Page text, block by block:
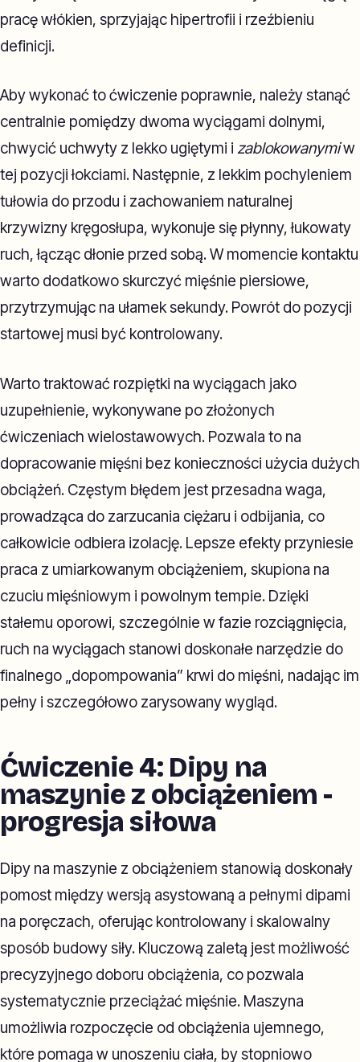
pracę włókien, sprzyjając hipertrofii i rzeźbieniu
definicji.
Aby wykonać to ćwiczenie poprawnie, należy stanąć
centralnie pomiędzy dwoma wyciągami dolnymi,
chwycić uchwyty z lekko ugiętymi i zablokowanymiw
tej pozycji łokciami. Następnie, z lekkim pochyleniem
tułowia do przodu i zachowaniem naturalnej
krzywizny kręgosłupa, wykonuje się płynny, łukowaty
ruch, łącząc dłonie przed sobą. W momencie kontaktu
warto dodatkowo skurczyć mięśnie piersiowe,
przytrzymując na ułamek sekundy. Powrót do pozycji
startowej musi być kontrolowany.
Warto traktować rozpiętki na wyciągach jako
uzupełnienie, wykonywane po złożonych
ćwiczeniach wielostawowych. Pozwala to na
dopracowanie mięśni bez konieczności użycia dużych
obciążeń. Częstym błędem jest przesadna waga,
prowadząca do zarzucania ciężaru i odbijania, co
całkowicie odbiera izolację. Lepsze efekty przyniesie
praca z umiarkowanym obciążeniem, skupiona na
czuciu mięśniowym i powolnym tempie. Dzięki
stałemu oporowi, szczególnie w fazie rozciągnięcia,
ruch na wyciągach stanowi doskonałe narzędzie do
finalnego „dopompowania” krwi do mięśni, nadając im
pełny i szczegółowo zarysowany wygląd.
Ćwiczenie 4: Dipy na
maszynie z obciążeniem -
progresja siłowa
Dipy na maszynie z obciążeniem stanowią doskonały
pomost między wersją asystowaną a pełnymi dipami
na poręczach, oferując kontrolowany i skalowalny
sposób budowy siły. Kluczową zaletą jest możliwość
precyzyjnego doboru obciążenia, co pozwala
systematycznie przeciążać mięśnie. Maszyna
umożliwia rozpoczęcie od obciążenia ujemnego,
które pomaga w unoszeniu ciała, by stopniowo